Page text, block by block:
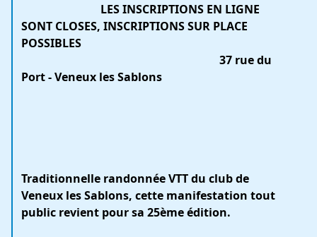
LES INSCRIPTIONS EN LIGNE
SONT CLOSES, INSCRIPTIONS SUR PLACE
POSSIBLES
37 rue du
Port - Veneux les Sablons
Traditionnelle randonnée VTT du club de
Veneux les Sablons, cette manifestation tout
public revient pour sa 25ème édition.